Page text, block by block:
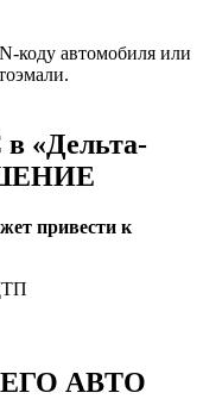
коду автомобиля или
«Дельта-
привести к
АВТО